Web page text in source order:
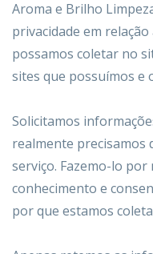
Aroma e Brilho
privacidade em
possamos coletar no
sites que possuímos e
Solicitamos
realmente precisamos
serviço. Fazemo-lo por
conhecimento e
por que estamos